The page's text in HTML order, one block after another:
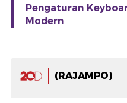
Pengaturan
Modern
(RAJAMPO)